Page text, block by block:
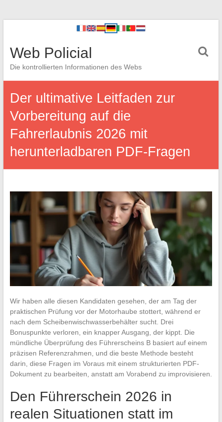
Web Policial
Die kontrollierten Informationen des Webs
Der ultimative Leitfaden zur
Vorbereitung auf die
Fahrerlaubnis 2026 mit
herunterladbaren PDF-Fragen
Wir haben alle diesen Kandidaten gesehen, der am Tag der
praktischen Prüfung vor der Motorhaube stottert, während er
nach dem Scheibenwischwasserbehälter sucht. Drei
Bonuspunkte verloren, ein knapper Ausgang, der kippt. Die
mündliche Überprüfung des Führerscheins B basiert auf einem
präzisen Referenzrahmen, und die beste Methode besteht
darin, diese Fragen im Voraus mit einem strukturierten PDF-
Dokument zu bearbeiten, anstatt am Vorabend zu improvisieren.
Den Führerschein 2026 in
realen Situationen statt im